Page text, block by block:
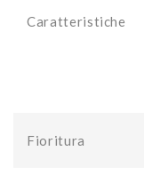
Caratteristiche
Fioritura